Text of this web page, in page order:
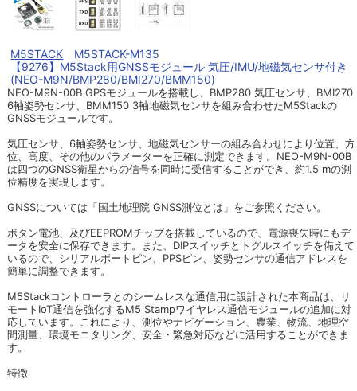
M5STACK M5STACK-M135
【9276】M5Stack用GNSSモジュール 気圧/IMU/地磁気センサ付き
(NEO-M9N/BMP280/BMI270/BMM150)
NEO-M9N-00B GPSモジュールを搭載し、BMP280 気圧センサ、BMI270
6軸姿勢センサ、BMM150 3軸地磁気センサを組み合わせたM5Stackの
GNSSモジュールです。
気圧センサ、6軸姿勢センサ、地磁気センサーの組み合わせにより位置、方
位、高度、その他のパラメーターを正確に測定できます。NEO-M9N-00B
は四つのGNSS衛星からの信号を同時に受信することができ、約1.5 mの測
位精度を実現します。
GNSSについては「国土地理院 GNSS測位とは」をご参照ください。
ボタン電池、及びEEPROMチップを搭載しているので、電源喪失時にもデ
ータを安全に保存できます。また、DIPスイッチとトグルスイッチを備えて
いるので、シリアルポートピン、PPSピン、姿勢センサの通信アドレスを
簡単に調整できます。
M5Stackコントローラとのシームレスな通信用に設計された本商品は、リ
モートIoT通信を強化するM5 Stampワイヤレス通信モジュールの追加に対
応しています。これにより、測位やナビゲーション、農業、物流、地理空
間測量、環境モニタリング、安全・緊急対応などに活用することができま
す。
特徴